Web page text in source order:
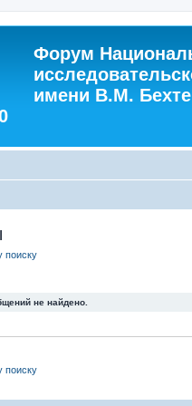
Форум
имени В.М.
поиску
не найдено.
поиску